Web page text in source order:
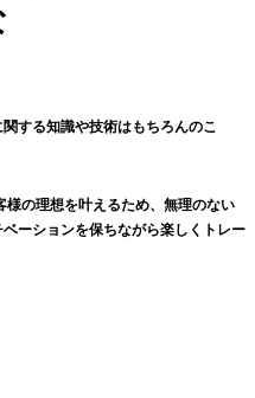
関する知識や技術はもちろんのこ
の理想を叶えるため、無理のない
ーションを保ちながら楽しくトレー